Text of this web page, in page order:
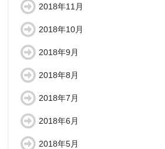
2018年11月
2018年10月
2018年9月
2018年8月
2018年7月
2018年6月
2018年5月